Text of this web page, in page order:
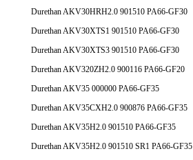
Durethan AKV30HRH2.0 901510 PA66-GF30
Durethan AKV30XTS1 901510 PA66-GF30
Durethan AKV30XTS3 901510 PA66-GF30
Durethan AKV320ZH2.0 900116 PA66-GF20
Durethan AKV35 000000 PA66-GF35
Durethan AKV35CXH2.0 900876 PA66-GF35
Durethan AKV35H2.0 901510 PA66-GF35
Durethan AKV35H2.0 901510 SR1 PA66-GF35